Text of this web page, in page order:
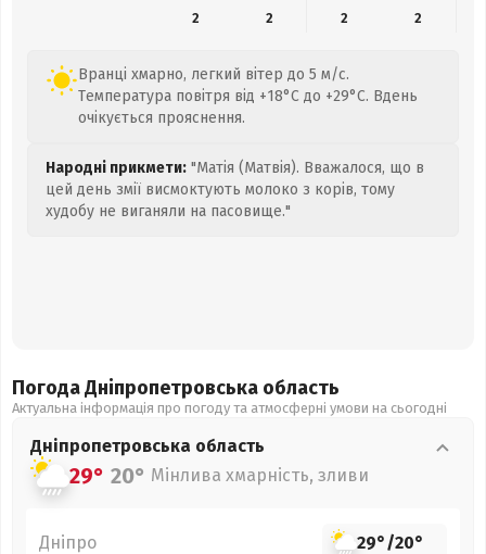
2
2 2 2
Вранці хмарно, легкий вітер до 5 м/с.
Температура повітря від +18°C до +29°C. Вдень
очікується прояснення.
Народні прикмети: "Матія (Матвія). Вважалося, що в
цей день змії висмоктують молоко з корів, тому
худобу не виганяли на пасовище."
Погода Дніпропетровська область
Актуальна інформація про погоду та атмосферні умови на сьогодні
Дніпропетровська область
29° 20° Мінлива хмарність, зливи
Дніпро 29°/20°